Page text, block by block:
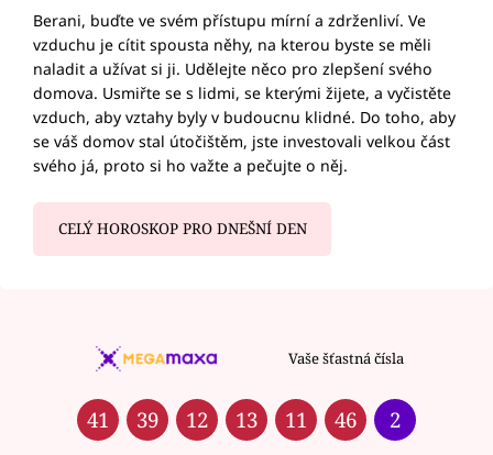
Berani, buďte ve svém přístupu mírní a zdrženliví. Ve
vzduchu je cítit spousta něhy, na kterou byste se měli
naladit a užívat si ji. Udělejte něco pro zlepšení svého
domova. Usmiřte se s lidmi, se kterými žijete, a vyčistěte
vzduch, aby vztahy byly v budoucnu klidné. Do toho, aby
se váš domov stal útočištěm, jste investovali velkou část
svého já, proto si ho važte a pečujte o něj.
CELÝ HOROSKOP PRO DNEŠNÍ DEN
Vaše šťastná čísla
41 39 12 13 11 46 2